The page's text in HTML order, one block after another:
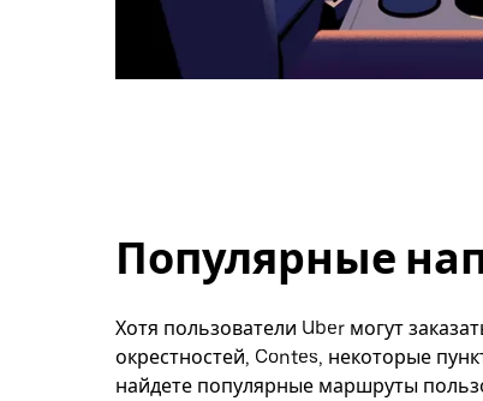
Популярные
Хотя пользователи Uber могут
окрестностей, Contes, некоторые
найдете популярные маршруты